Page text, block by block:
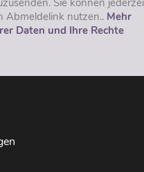
Abmeldelink nutzen.. Mehr
Daten und Ihre Rechte